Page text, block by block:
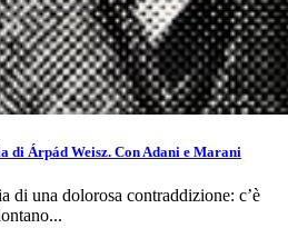
di Árpád Weisz. Con Adani e Marani
di una dolorosa contraddizione: c’è